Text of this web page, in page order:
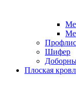
Шифер
Плоская